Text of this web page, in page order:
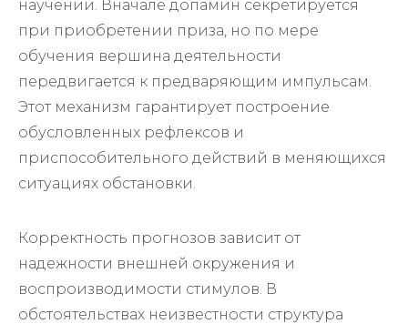
научении. Вначале допамин секретируется
при приобретении приза, но по мере
обучения вершина деятельности
передвигается к предваряющим импульсам.
Этот механизм гарантирует построение
обусловленных рефлексов и
приспособительного действий в меняющихся
ситуациях обстановки.
Корректность прогнозов зависит от
надежности внешней окружения и
воспроизводимости стимулов. В
обстоятельствах неизвестности структура